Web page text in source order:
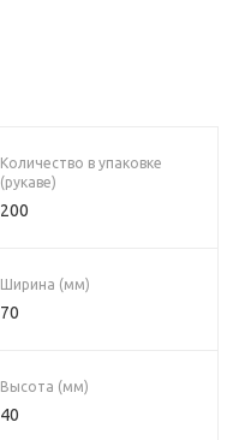
Количество в упаковке
(рукаве)
200
Ширина (мм)
70
Высота (мм)
40